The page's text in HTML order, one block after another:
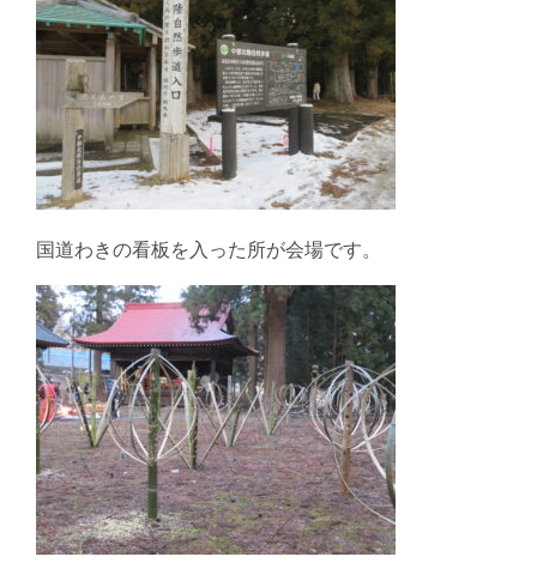
国道わきの看板を入った所が会場です。